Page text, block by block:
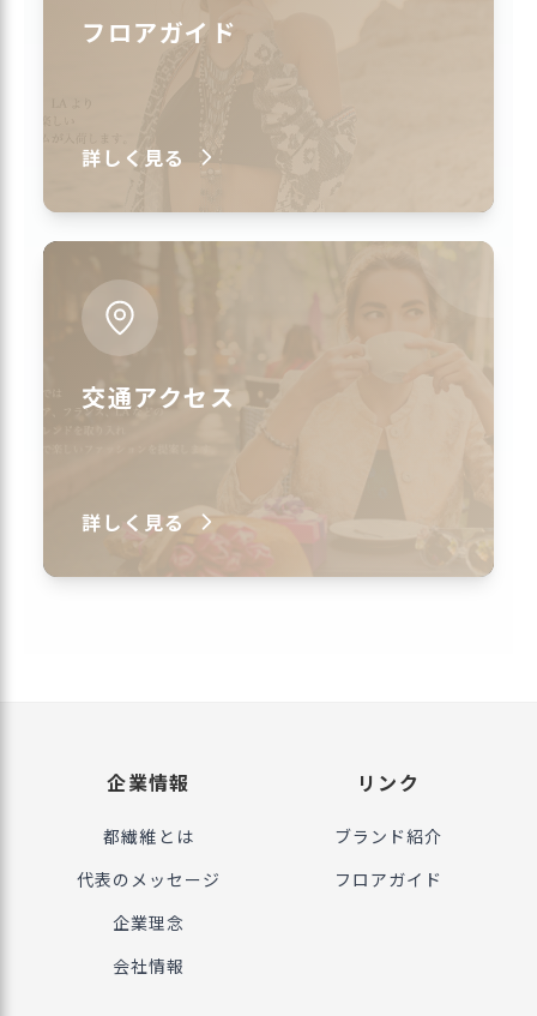
フロアガイド
詳しく見る
交通アクセス
詳しく見る
企業情報
都繊維とは
代表のメッセージ
企業理念
会社情報
リンク
ブランド紹介
フロアガイド